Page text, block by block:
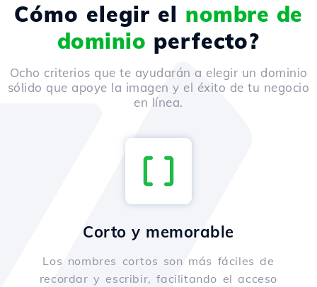
Cómo elegir el nombre de
dominio perfecto?
Ocho criterios que te ayudarán a elegir un dominio
sólido que apoye la imagen y el éxito de tu negocio
en línea.
Corto y memorable
Los nombres cortos son más fáciles de
recordar y escribir, facilitando el acceso